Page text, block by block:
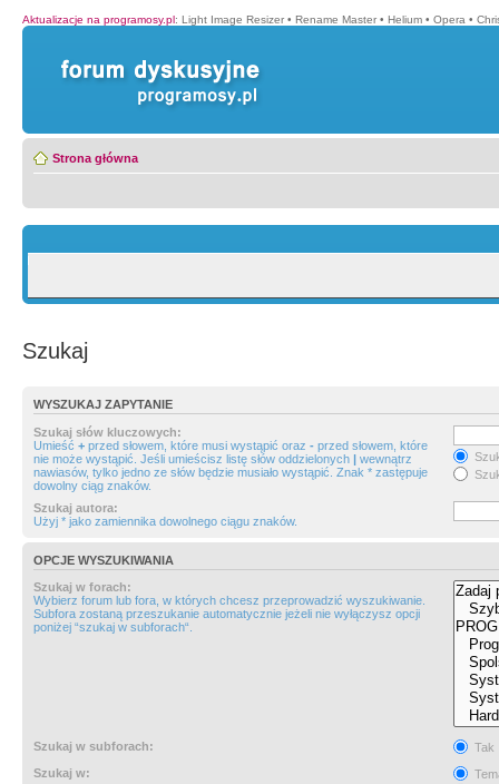
Aktualizacje na programosy.pl: Light Image Resizer • Rename Master • Helium • Opera •
Strona główna
Szukaj
WYSZUKAJ ZAPYTANIE
Szukaj słów kluczowych:
Umieść + przed słowem, które musi wystąpić oraz - przed słowem, które
nie może wystąpić. Jeśli umieścisz listę słów oddzielonych | wewnątrz
nawiasów, tylko jedno ze słów będzie musiało wystąpić. Znak * zastępuje
dowolny ciąg znaków.
Szukaj autora:
Użyj * jako zamiennika dowolnego ciągu znaków.
OPCJE WYSZUKIWANIA
Szukaj w forach:
Wybierz forum lub fora, w których chcesz przeprowadzić wyszukiwanie.
Subfora zostaną przeszukanie automatycznie jeżeli nie wyłączysz opcji
poniżej “szukaj w subforach“.
Szukaj w subforach:
Tak
Szukaj w: